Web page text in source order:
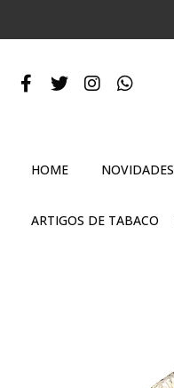
HOME NOVIDADES
ARTIGOS DE TABACO